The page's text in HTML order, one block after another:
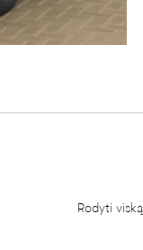
Rodyti viską